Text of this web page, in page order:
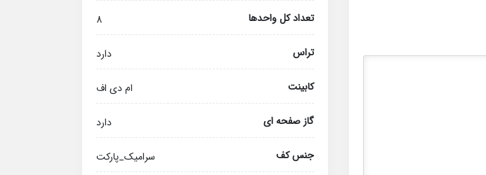
تعداد کل واحدها 8
تراس دارد
کابینت ام دی اف
گاز صفحه ای دارد
جنس کف سرامیک_پارکت